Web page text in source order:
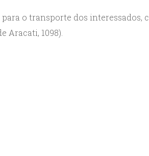
o transporte dos interessados,
Aracati, 1098).